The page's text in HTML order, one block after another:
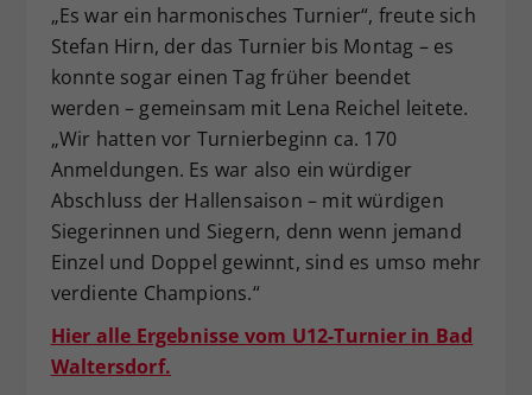
„Es war ein harmonisches Turnier“, freute sich
Stefan Hirn, der das Turnier bis Montag – es
konnte sogar einen Tag früher beendet
werden – gemeinsam mit Lena Reichel leitete.
„Wir hatten vor Turnierbeginn ca. 170
Anmeldungen. Es war also ein würdiger
Abschluss der Hallensaison – mit würdigen
Siegerinnen und Siegern, denn wenn jemand
Einzel und Doppel gewinnt, sind es umso mehr
verdiente Champions.“
Hier alle Ergebnisse vom U12-Turnier in Bad
Waltersdorf.